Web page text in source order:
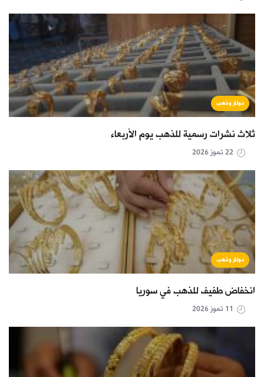
دولار وذهب
ثلاث نشرات رسمية للذهب يوم الأربعاء
دولار وذهب
انخفاض طفيف للذهب في سوريا